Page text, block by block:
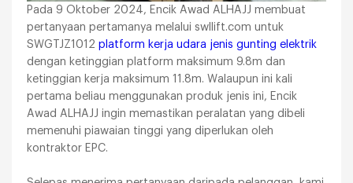
Pada 9 Oktober 2024, Encik Awad ALHAJJ membuat
pertanyaan pertamanya melalui swllift.com untuk
SWGTJZ1012platform kerja udara jenis gunting elektrik
dengan ketinggian platform maksimum 9.8m dan
ketinggian kerja maksimum 11.8m. Walaupun ini kali
pertama beliau menggunakan produk jenis ini, Encik
Awad ALHAJJ ingin memastikan peralatan yang dibeli
memenuhi piawaian tinggi yang diperlukan oleh
kontraktor EPC.